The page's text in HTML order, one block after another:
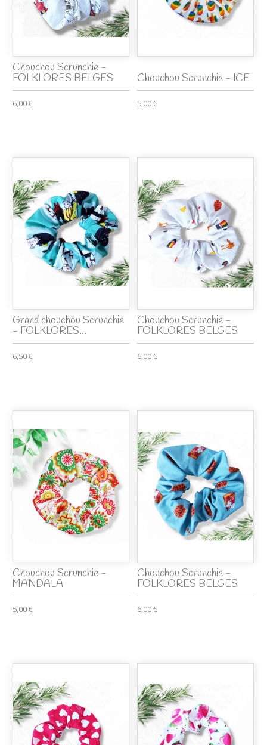
Chouchou Scrunchie -
FOLKLORES BELGES
6,00 €
Chouchou Scrunchie - ICE
5,00 €
Grand chouchou Scrunchie
- FOLKLORES...
6,50 €
Chouchou Scrunchie -
FOLKLORES BELGES
6,00 €
Chouchou Scrunchie -
MANDALA
5,00 €
Chouchou Scrunchie -
FOLKLORES BELGES
6,00 €